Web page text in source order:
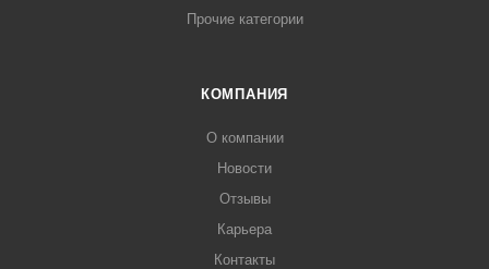
Прочие категории
КОМПАНИЯ
О компании
Новости
Отзывы
Карьера
Контакты